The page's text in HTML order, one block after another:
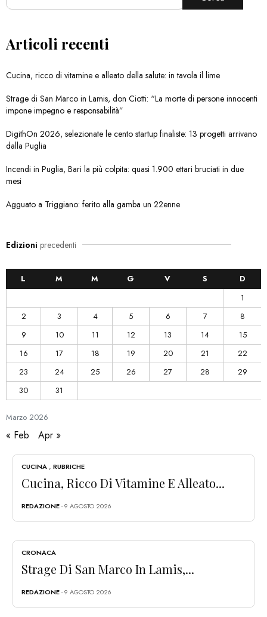
Articoli recenti
Cucina, ricco di vitamine e alleato della salute: in tavola il lime
Strage di San Marco in Lamis, don Ciotti: “La morte di persone innocenti
impone impegno e responsabilità”
DigithOn 2026, selezionate le cento startup finaliste: 13 progetti arrivano
dalla Puglia
Incendi in Puglia, Bari la più colpita: quasi 1.900 ettari bruciati in due
mesi
Agguato a Triggiano: ferito alla gamba un 22enne
Edizioni precedenti
Marzo 2026
L M M G V S
D
1
2
3 4 5 6 7
8
9
10 11 12 13 14
15
16
17 18 19 20 21
22
23
24 25 26 27 28
29
30
31
« Feb Apr »
CUCINA, RUBRICHE
Cucina, Ricco Di Vitamine E Alleato...
REDAZIONE- 9 AGOSTO 2026
CRONACA
Strage Di San Marco In Lamis,...
REDAZIONE- 9 AGOSTO 2026